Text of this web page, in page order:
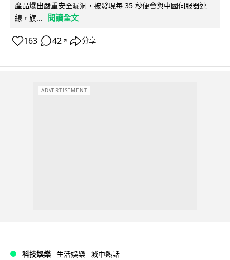
產品爆出嚴重安全漏洞，被發現每 35 秒便會與中國伺服器連
線，旗...
閱讀全文
163 42 ↗ 分享
ADVERTISEMENT
科技娛樂 生活娛樂 城中熱話